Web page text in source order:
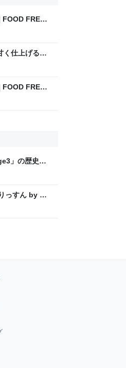
FREAK
く仕上げるコ
FREAK
」の歴史に
っすん by イ